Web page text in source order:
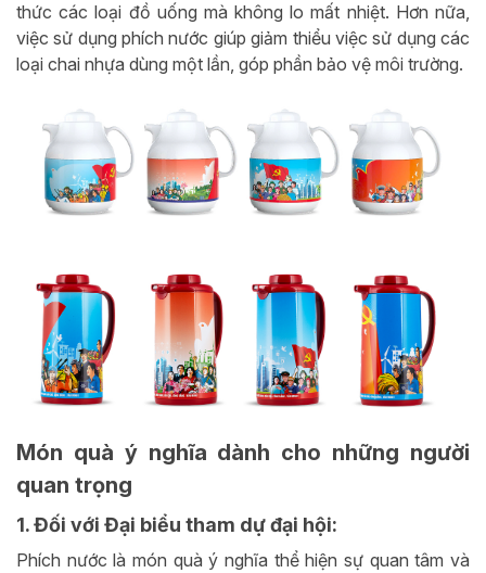
thức các loại đồ uống mà không lo mất nhiệt. Hơn nữa,
việc sử dụng phích nước giúp giảm thiểu việc sử dụng các
loại chai nhựa dùng một lần, góp phần bảo vệ môi trường.
Món quà ý nghĩa dành cho những người
quan trọng
1. Đối với Đại biểu tham dự đại hội:
Phích nước là món quà ý nghĩa thể hiện sự quan tâm và